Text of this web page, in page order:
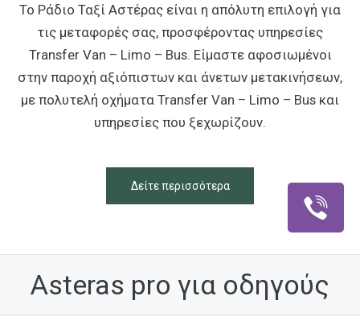
Το Ράδιο Ταξί Αστέρας είναι η απόλυτη επιλογή για
τις μεταφορές σας, προσφέροντας υπηρεσίες
Transfer Van – Limo – Bus. Είμαστε αφοσιωμένοι
στην παροχή αξιόπιστων και άνετων μετακινήσεων,
με πολυτελή οχήματα Transfer Van – Limo – Bus και
υπηρεσίες που ξεχωρίζουν.
Δείτε περισσότερα
Asteras pro για οδηγούς